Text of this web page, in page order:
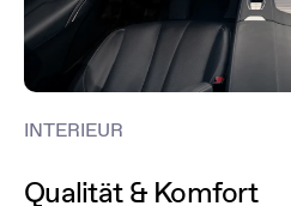
INTERIEUR
Qualität & Komfort